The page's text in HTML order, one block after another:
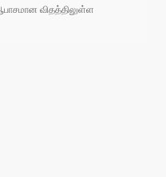
விதத்திலுள்ள